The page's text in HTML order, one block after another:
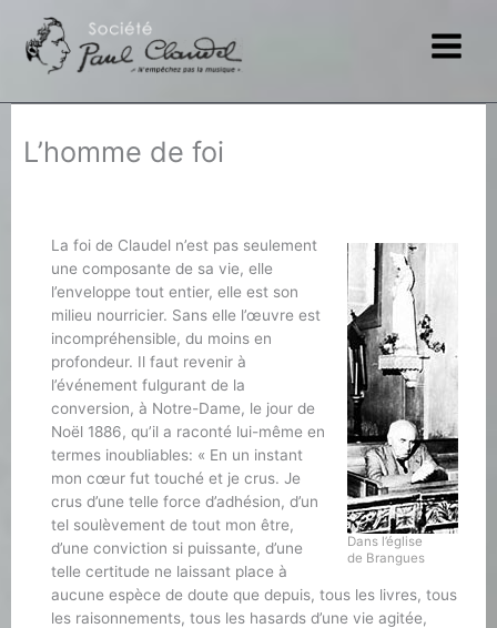
contenu
L’homme de foi
Dans l’église
de Brangues
La foi de Claudel n’est pas seulement
une composante de sa vie, elle
l’enveloppe tout entier, elle est son
milieu nourricier. Sans elle l’œuvre est
incompréhensible, du moins en
profondeur. Il faut revenir à
l’événement fulgurant de la
conversion, à Notre-Dame, le jour de
Noël 1886, qu’il a raconté lui-même en
termes inoubliables: « En un instant
mon cœur fut touché et je crus. Je
crus d’une telle force d’adhésion, d’un
tel soulèvement de tout mon être,
d’une conviction si puissante, d’une
telle certitude ne laissant place à
aucune espèce de doute que depuis, tous les livres, tous
les raisonnements, tous les hasards d’une vie agitée,